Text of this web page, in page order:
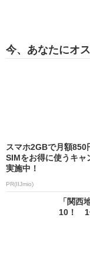
今、あなたにオ
スマホ2GBで月額850
SIMをお得に使うキャ
実施中！
PR(IIJmio)
「関西
10！ 1